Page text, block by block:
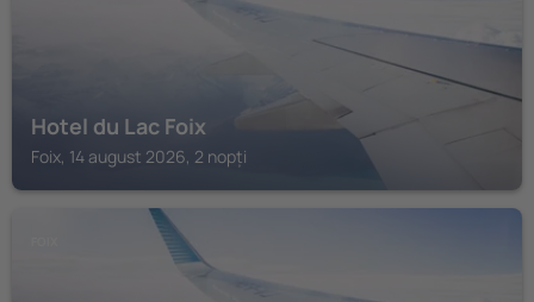
Hotel du Lac Foix
Foix, 14 august 2026, 2 nopți